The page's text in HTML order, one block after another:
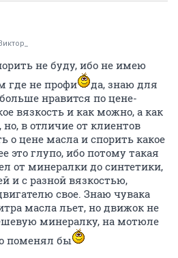
не буду, ибо не имею
где не профи
да, знаю для
нравится по цене-
вязкость и как можно, а как
в отличие от клиентов
о цене масла и спорить какое
это глупо, ибо потому такая
от минералки до синтетики,
и с разной вязкостью,
свое. Знаю чувака
масла льет, но движок не
минералку, на мотюле
поменял бы